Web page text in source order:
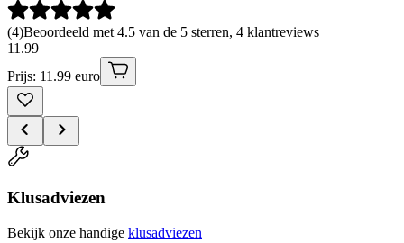
(4)Beoordeeld met 4.5 van de 5 sterren, 4 klantreviews
11.99
Prijs: 11.99 euro
Klusadviezen
Bekijk onze handige klusadviezen